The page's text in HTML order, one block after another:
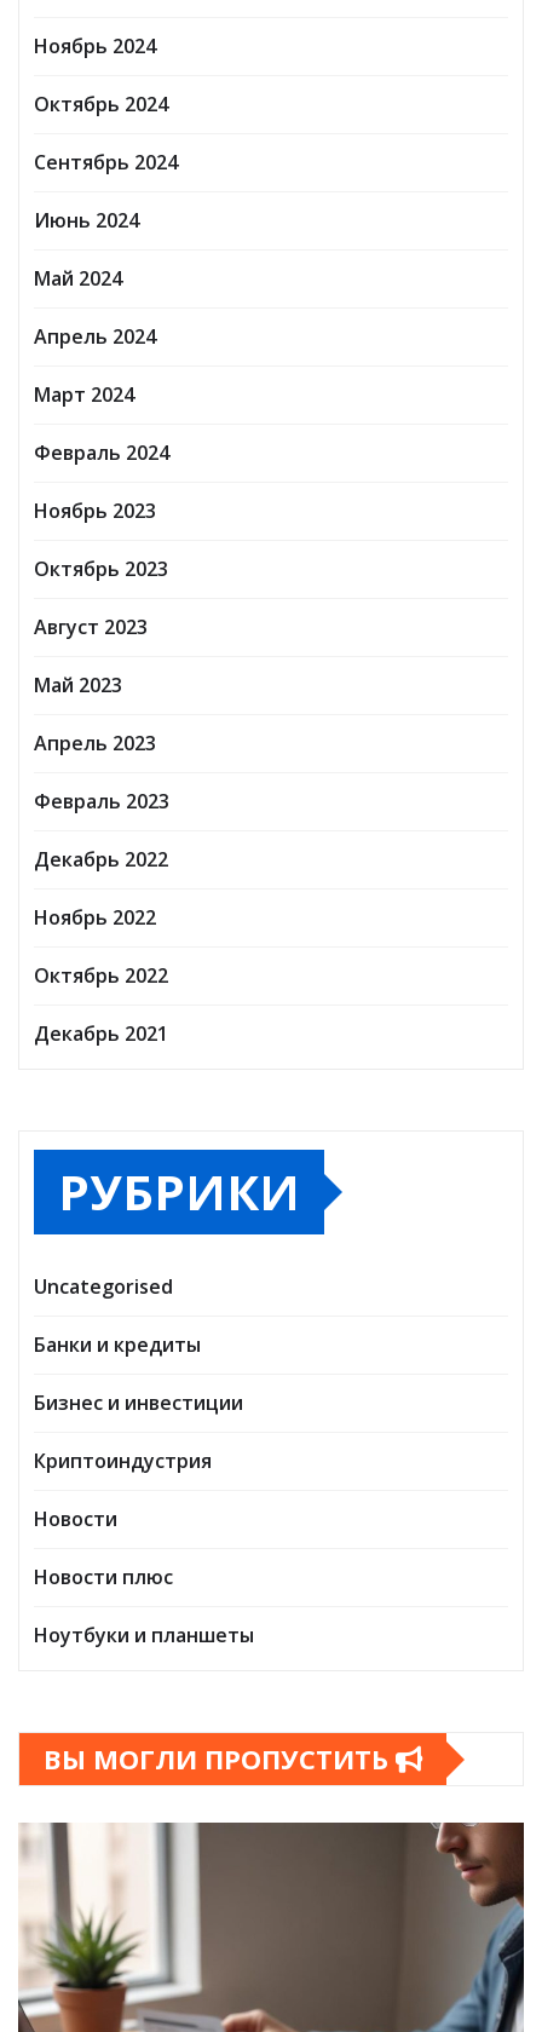
Ноябрь 2024
Октябрь 2024
Сентябрь 2024
Июнь 2024
Май 2024
Апрель 2024
Март 2024
Февраль 2024
Ноябрь 2023
Октябрь 2023
Август 2023
Май 2023
Апрель 2023
Февраль 2023
Декабрь 2022
Ноябрь 2022
Октябрь 2022
Декабрь 2021
РУБРИКИ
Uncategorised
Банки и кредиты
Бизнес и инвестиции
Криптоиндустрия
Новости
Новости плюс
Ноутбуки и планшеты
ВЫ МОГЛИ ПРОПУСТИТЬ